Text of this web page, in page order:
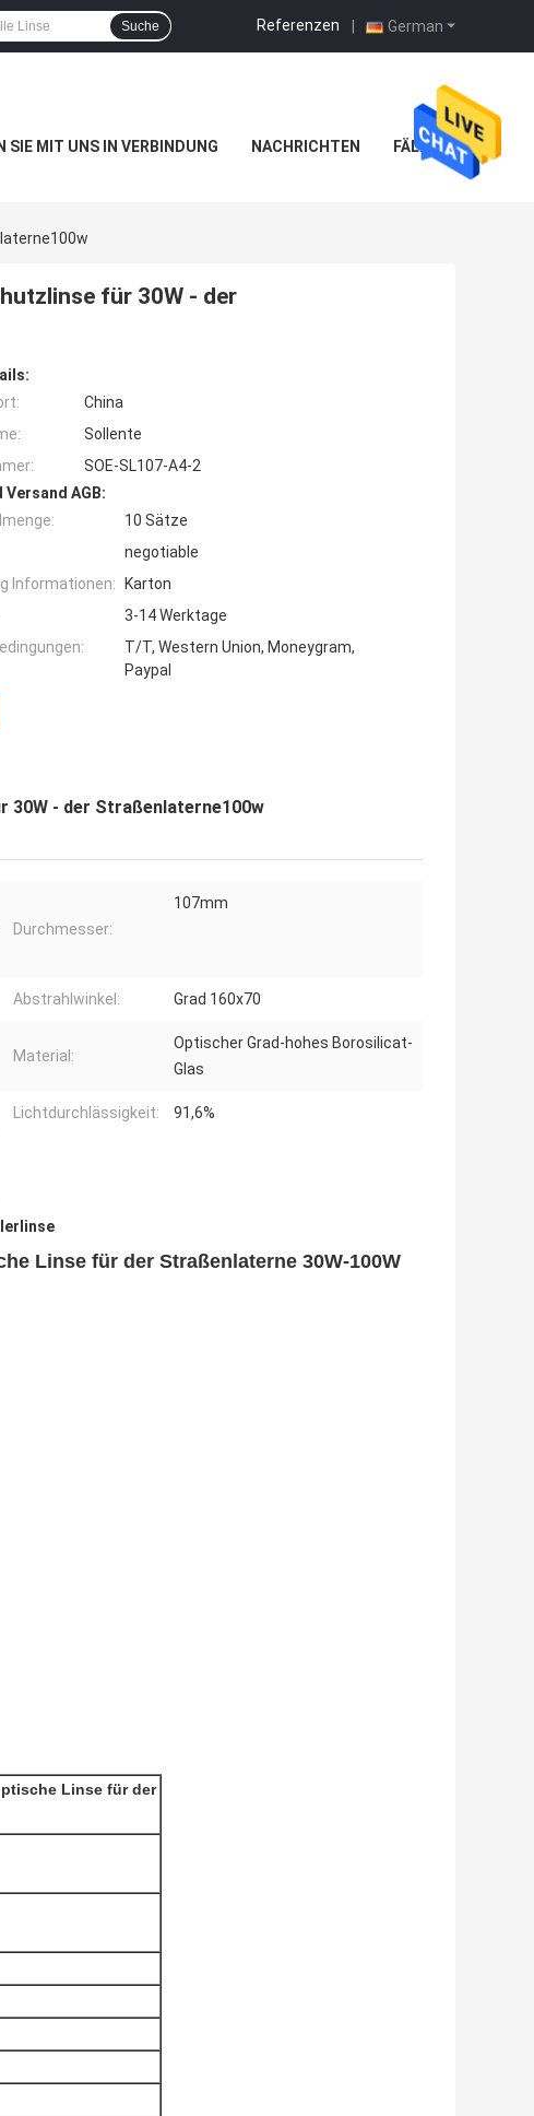
German
Referenzen |
Suche
SIE MIT UNS IN VERBINDUNG NACHRICHTEN FÄLLE
für 30W - der
China
Sollente
SOE-SL107-A4-2
Versand AGB:
10 Sätze
negotiable
Informationen:
Karton
3-14 Werktage
T/T, Western Union, Moneygram,
Paypal
30W - der Straßenlaterne100w
Durchmesser:
107mm
Abstrahlwinkel: Grad 160x70
Material:
Optischer Grad-hohes Borosilicat-
Glas
Lichtdurchlässigkeit: 91,6%
Linse für der Straßenlaterne 30W-100W
Linse für der